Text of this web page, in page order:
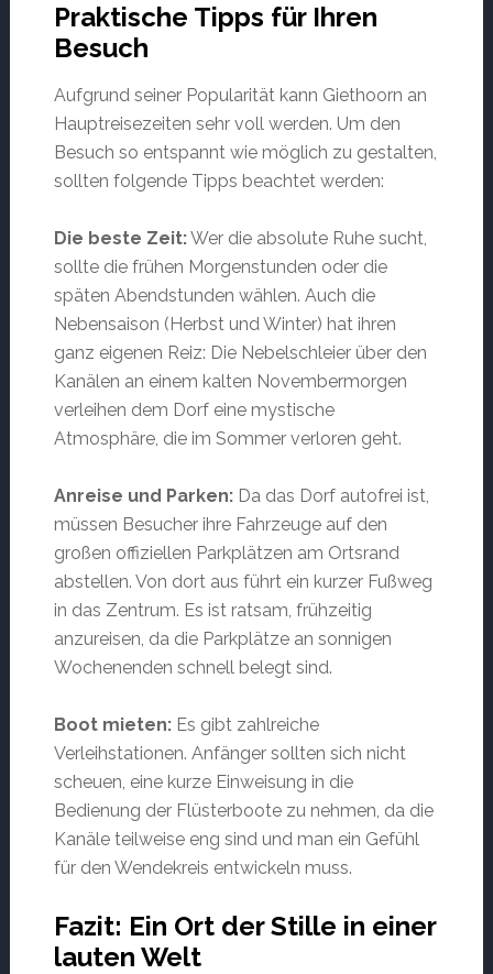
Praktische Tipps für Ihren
Besuch
Aufgrund seiner Popularität kann Giethoorn an
Hauptreisezeiten sehr voll werden. Um den
Besuch so entspannt wie möglich zu gestalten,
sollten folgende Tipps beachtet werden:
Die beste Zeit:Wer die absolute Ruhe sucht,
sollte die frühen Morgenstunden oder die
späten Abendstunden wählen. Auch die
Nebensaison (Herbst und Winter) hat ihren
ganz eigenen Reiz: Die Nebelschleier über den
Kanälen an einem kalten Novembermorgen
verleihen dem Dorf eine mystische
Atmosphäre, die im Sommer verloren geht.
Anreise und Parken:Da das Dorf autofrei ist,
müssen Besucher ihre Fahrzeuge auf den
großen offiziellen Parkplätzen am Ortsrand
abstellen. Von dort aus führt ein kurzer Fußweg
in das Zentrum. Es ist ratsam, frühzeitig
anzureisen, da die Parkplätze an sonnigen
Wochenenden schnell belegt sind.
Boot mieten:Es gibt zahlreiche
Verleihstationen. Anfänger sollten sich nicht
scheuen, eine kurze Einweisung in die
Bedienung der Flüsterboote zu nehmen, da die
Kanäle teilweise eng sind und man ein Gefühl
für den Wendekreis entwickeln muss.
Fazit: Ein Ort der Stille in einer
lauten Welt